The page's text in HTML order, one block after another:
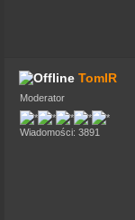
TomIR
Moderator
Wiadomości: 3891